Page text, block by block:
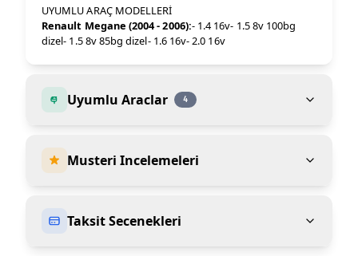
UYUMLU ARAÇ MODELLERİ
Renault Megane (2004 - 2006):- 1.4 16v- 1.5 8v 100bg
dizel- 1.5 8v 85bg dizel- 1.6 16v- 2.0 16v
Uyumlu Araclar 4
Musteri Incelemeleri
Taksit Secenekleri